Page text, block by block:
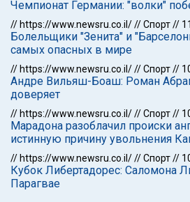
Чемпионат Германии: "волки"
// https://www.newsru.co.il///Спорт//
Болельщики "Зенита" и
самых опасных в мире
// https://www.newsru.co.il///Спорт//
Андре Вильяш-Боаш: Роман
доверяет
// https://www.newsru.co.il///Спорт//
Марадона разоблачил происки
истинную причину увольнения
// https://www.newsru.co.il///Спорт//
Кубок Либертадорес: Саломона
Парагвае